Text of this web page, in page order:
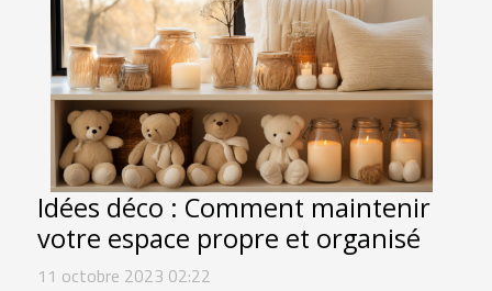
Idées déco : Comment maintenir
votre espace propre et organisé
11 octobre 2023 02:22